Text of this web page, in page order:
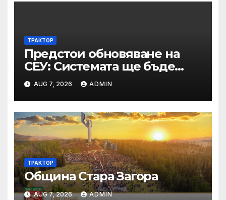
ТРАКТОР
Предстои обновяване на
СЕУ: Системата ще бъде
временно недостъпна на 10
и 11 август 2026 г.
AUG 7, 2026 ADMIN
ТРАКТОР
Община Стара Загора
AUG 7, 2026 ADMIN